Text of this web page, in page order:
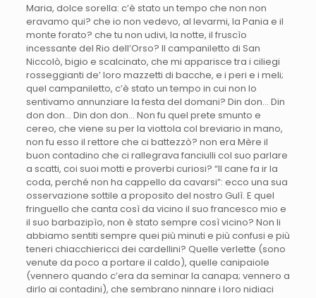
Maria, dolce sorella: c’è stato un tempo che non non
eravamo qui? che io non vedevo, al levarmi, la Pania e il
monte forato? che tu non udivi, la notte, il fruscìo
incessante del Rio dell’Orso? Il campaniletto di San
Niccolò, bigio e scalcinato, che mi apparisce tra i ciliegi
rosseggianti de’ loro mazzetti di bacche, e i peri e i meli;
quel campaniletto, c’è stato un tempo in cui non lo
sentivamo annunziare la festa del domani? Din don… Din
don don… Din don don… Non fu quel prete smunto e
cereo, che viene su per la viottola col breviario in mano,
non fu esso il rettore che ci battezzò? non era Mère il
buon contadino che ci rallegrava fanciulli col suo parlare
a scatti, coi suoi motti e proverbi curiosi? “Il cane fa ir la
coda, perché non ha cappello da cavarsi”: ecco una sua
osservazione sottile a proposito del nostro Gulì. E quel
fringuello che canta così da vicino il suo francesco mio e
il suo barbazipìo, non è stato sempre così vicino? Non li
abbiamo sentiti sempre quei più minuti e più confusi e più
teneri chiacchiericci dei cardellini? Quelle verlette (sono
venute da poco a portare il caldo), quelle canipaiole
(vennero quando c’era da seminar la canapa; vennero a
dirlo ai contadini), che sembrano ninnare i loro nidiaci